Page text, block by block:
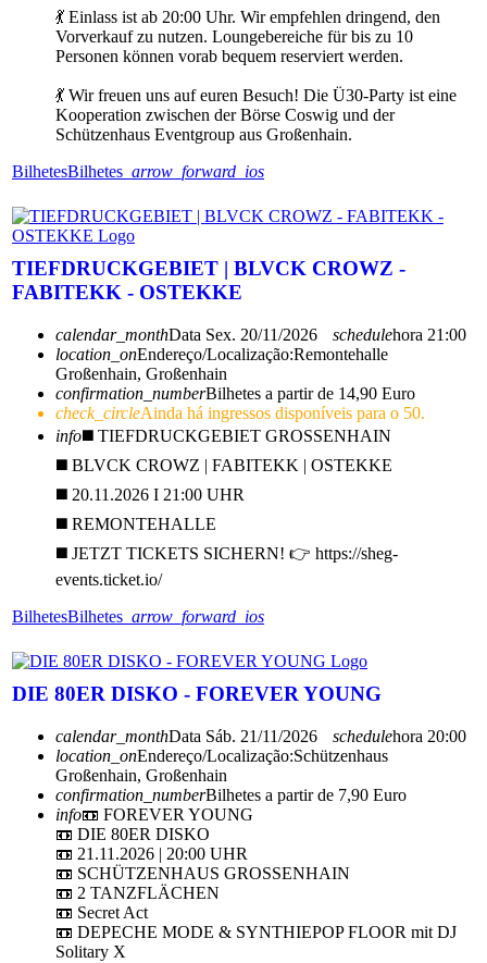
💃 Einlass ist ab 20:00 Uhr. Wir empfehlen dringend, den
Vorverkauf zu nutzen. Loungebereiche für bis zu 10
Personen können vorab bequem reserviert werden.
💃 Wir freuen uns auf euren Besuch! Die Ü30-Party ist eine
Kooperation zwischen der Börse Coswig und der
Schützenhaus Eventgroup aus Großenhain.
BilhetesBilhetes arrow_forward_ios
TIEFDRUCKGEBIET | BLVCK CROWZ -
FABITEKK - OSTEKKE
calendar_monthData Sex. 20/11/2026 schedulehora 21:00
location_onEndereço/Localização:Remontehalle
Großenhain, Großenhain
confirmation_numberBilhetes a partir de 14,90 Euro
check_circleAinda há ingressos disponíveis para o 50.
info◼️ TIEFDRUCKGEBIET GROSSENHAIN
◼️ BLVCK CROWZ | FABITEKK | OSTEKKE
◼️ 20.11.2026 I 21:00 UHR
◼️ REMONTEHALLE
◼️ JETZT TICKETS SICHERN! 👉 https://sheg-
events.ticket.io/
BilhetesBilhetes arrow_forward_ios
DIE 80ER DISKO - FOREVER YOUNG
calendar_monthData Sáb. 21/11/2026 schedulehora 20:00
location_onEndereço/Localização:Schützenhaus
Großenhain, Großenhain
confirmation_numberBilhetes a partir de 7,90 Euro
info📼 FOREVER YOUNG
📼 DIE 80ER DISKO
📼 21.11.2026 | 20:00 UHR
📼 SCHÜTZENHAUS GROSSENHAIN
📼 2 TANZFLÄCHEN
📼 Secret Act
📼 DEPECHE MODE & SYNTHIEPOP FLOOR mit DJ
Solitary X